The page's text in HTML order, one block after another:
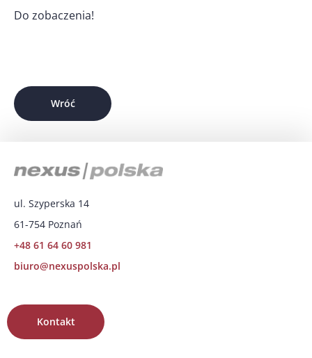
Do zobaczenia!
Wróć
ul. Szyperska 14
61-754 Poznań
+48 61 64 60 981
biuro@nexuspolska.pl
Kontakt